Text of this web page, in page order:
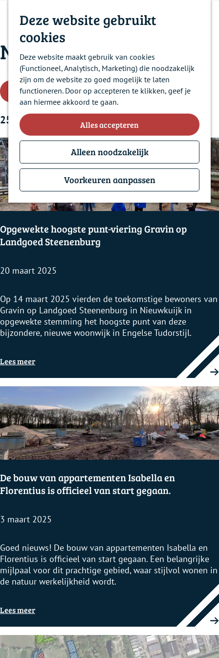
Deze website gebruikt
cookies
Deze website maakt gebruik van cookies
(Functioneel, Analytisch, Marketing) die noodzakelijk
zijn om de website zo goed mogelijk te laten
functioneren. Door op accepteren te klikken, geef je
aan hiermee akkoord te gaan.
Alles accepteren
Alleen noodzakelijk
Voorkeuren aanpassen
a
r
h
o
e
a
g
e
k
e n
u
o
s
e
n
Historie
Veelgestelde vragen
Nieuws
W
a
t
z
o
e
k
j
?
Filter
25 t/m 30 van 102 resultaten
Opgewekte hoogste punt-viering Gravin op
Landgoed Steenenburg
20 maart 2025
O
p
g
e
k
t
e
o
o
g
s
t
p
u
-
i
e
r
i
G
r
a
v
Op 14 maart 2025 vierden de toekomstige bewoners van
Gravin op Landgoed Steenenburg in Nieuwkuijk in
opgewekte stemming het hoogste punt van deze
bijzondere, nieuwe woonwijk in Engelse Tudorstijl.
Lees meer
De bouw van appartementen Isabella en
Florentius is officieel van start gegaan.
3 maart 2025
D
e
b
o
v
a
n
a
Goed nieuws! De bouw van appartementen Isabella en
Florentius is officieel van start gegaan. Een belangrijke
mijlpaal voor dit prachtige gebied, waar stijlvol wonen in
de natuur werkelijkheid wordt.
Lees meer